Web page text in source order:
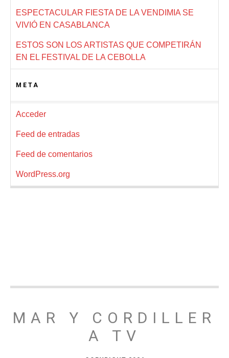
ESPECTACULAR FIESTA DE LA VENDIMIA SE
VIVIÓ EN CASABLANCA
ESTOS SON LOS ARTISTAS QUE COMPETIRÁN
EN EL FESTIVAL DE LA CEBOLLA
META
Acceder
Feed de entradas
Feed de comentarios
WordPress.org
MAR Y CORDILLER
A TV